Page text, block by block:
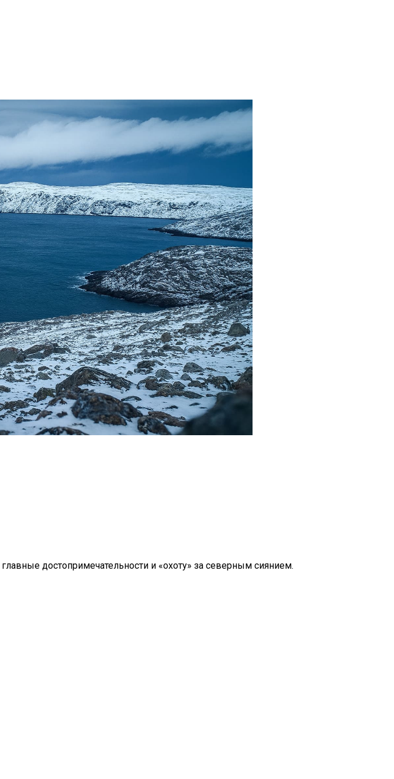
достопримечательности и «охоту» за северным сиянием.